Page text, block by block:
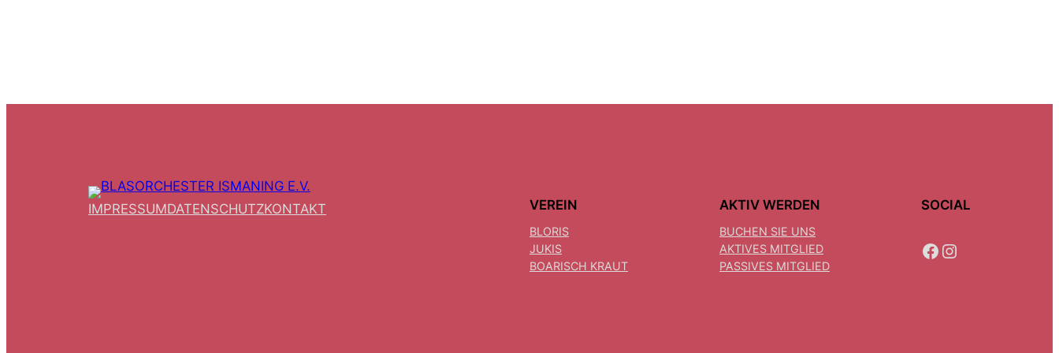
IMPRESSUMDATENSCHUTZKONTAKT VEREIN
BLORIS
JUKIS
BOARISCH KRAUT
AKTIV WERDEN
BUCHEN SIE UNS
AKTIVES MITGLIED
PASSIVES MITGLIED
SOCIAL
FACEBOOK INSTAGRAM